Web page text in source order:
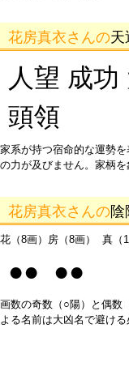
花房真衣さんの天
人望 成
頭領
家系が持つ宿命的な運勢
の力が及びません。家柄を
花房真衣さんの陰
花（8画）房（8画） 真（
●● ●●
画数の奇数（○陽）と偶数
よる名前は大凶名で避け